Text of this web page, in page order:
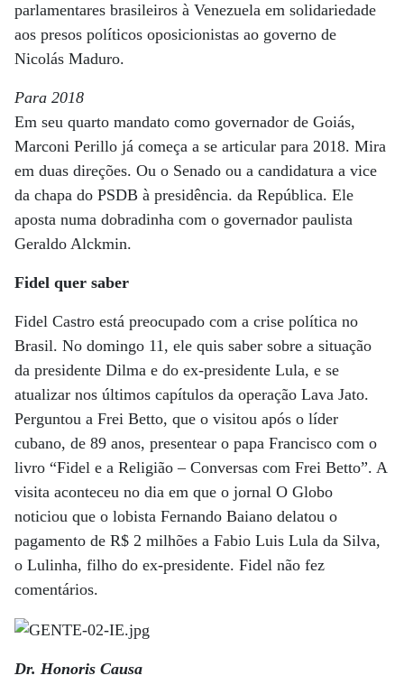
parlamentares brasileiros à Venezuela em solidariedade
aos presos políticos oposicionistas ao governo de
Nicolás Maduro.
Para 2018
Em seu quarto mandato como governador de Goiás,
Marconi Perillo já começa a se articular para 2018. Mira
em duas direções. Ou o Senado ou a candidatura a vice
da chapa do PSDB à presidência. da República. Ele
aposta numa dobradinha com o governador paulista
Geraldo Alckmin.
Fidel quer saber
Fidel Castro está preocupado com a crise política no
Brasil. No domingo 11, ele quis saber sobre a situação
da presidente Dilma e do ex-presidente Lula, e se
atualizar nos últimos capítulos da operação Lava Jato.
Perguntou a Frei Betto, que o visitou após o líder
cubano, de 89 anos, presentear o papa Francisco com o
livro “Fidel e a Religião – Conversas com Frei Betto”. A
visita aconteceu no dia em que o jornal O Globo
noticiou que o lobista Fernando Baiano delatou o
pagamento de R$ 2 milhões a Fabio Luis Lula da Silva,
o Lulinha, filho do ex-presidente. Fidel não fez
comentários.
Dr. Honoris Causa